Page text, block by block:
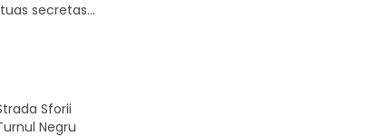
secretas
com as suas casas coloridas.
diferente.
Sforii
Negru